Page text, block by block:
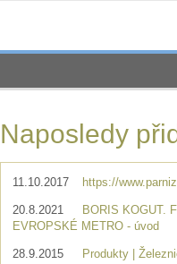
Naposledy
11.10.2017 https://
20.8.2021
BORIS KOGUT.
EVROPSKÉ METRO - úvod
28.9.2015 Produkty |